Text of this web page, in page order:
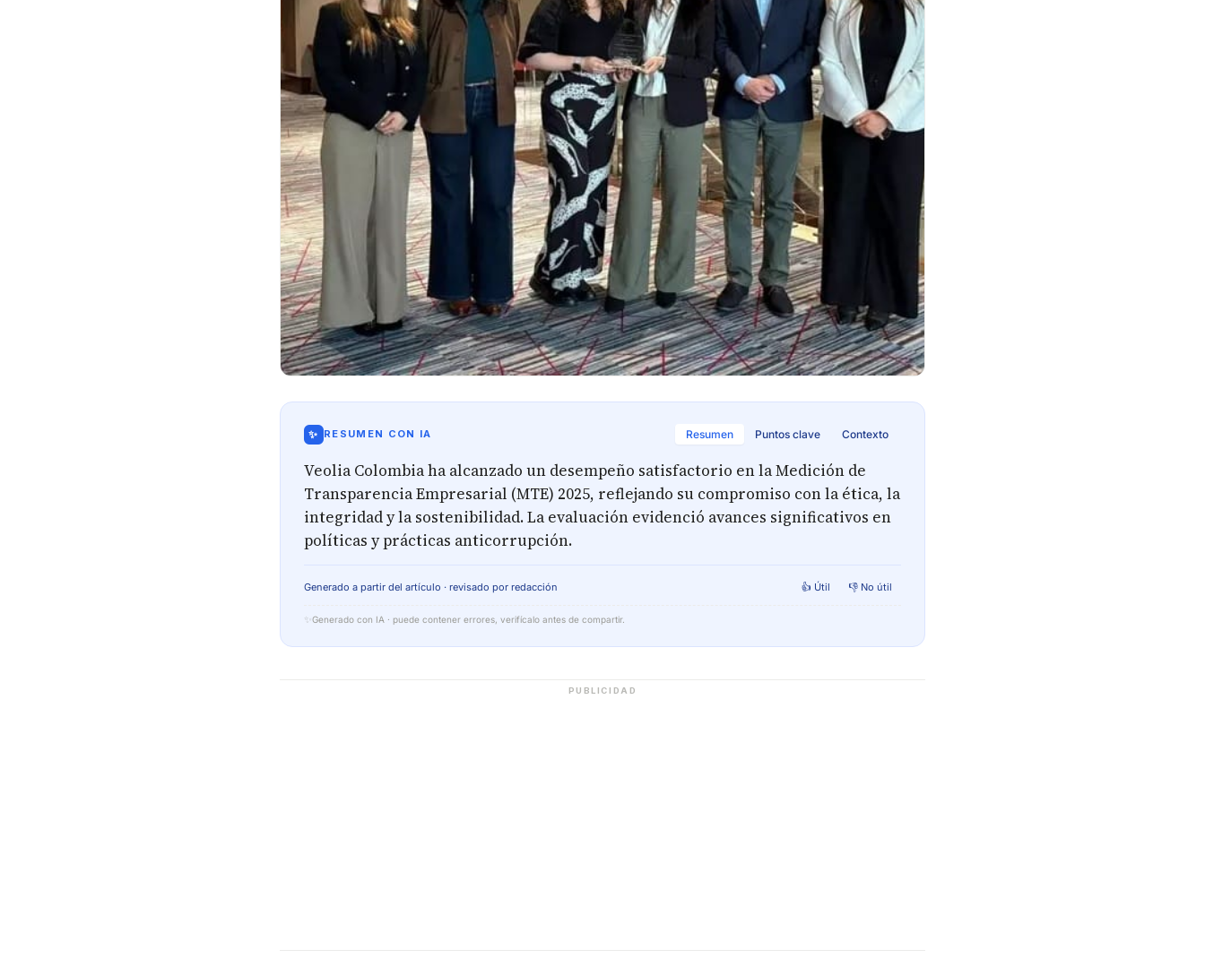
✨ RESUMEN CON IA Resumen Puntos clave Contexto
Veolia Colombia ha alcanzado un desempeño satisfactorio en la Medición de
Transparencia Empresarial (MTE) 2025, reflejando su compromiso con la ética, la
integridad y la sostenibilidad. La evaluación evidenció avances significativos en
políticas y prácticas anticorrupción.
Generado a partir del artículo · revisado por redacción 👍 Útil 👎 No útil
✨ Generado con IA · puede contener errores, verifícalo antes de compartir.
PUBLICIDAD